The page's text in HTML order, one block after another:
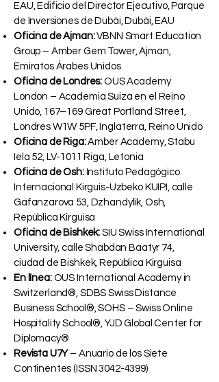
EAU, Edificio del Director Ejecutivo, Parque
de Inversiones de Dubái, Dubái, EAU
Oficina de Ajman:VBNN Smart Education
Group – Amber Gem Tower, Ajman,
Emiratos Árabes Unidos
Oficina de Londres: OUS Academy
London – Academia Suiza en el Reino
Unido, 167–169 Great Portland Street,
Londres W1W 5PF, Inglaterra, Reino Unido
Oficina de Riga:Amber Academy, Stabu
Iela 52, LV-1011 Riga, Letonia
Oficina de Osh:Instituto Pedagógico
Internacional Kirguís-Uzbeko KUIPI, calle
Gafanzarova 53, Dzhandylik, Osh,
República Kirguisa
Oficina de Bishkek: SIU Swiss International
University, calle Shabdan Baatyr 74,
ciudad de Bishkek, República Kirguisa
En línea:OUS International Academy in
Switzerland®, SDBS Swiss Distance
Business School®, SOHS – Swiss Online
Hospitality School®, YJD Global Center for
Diplomacy®
Revista U7Y– Anuario de los Siete
Continentes (ISSN3042-4399)